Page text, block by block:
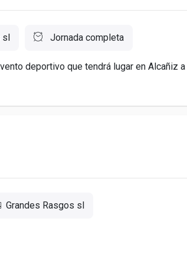
sl Jornada completa
deportivo que tendrá lugar en Alcañiz a
Grandes Rasgos sl